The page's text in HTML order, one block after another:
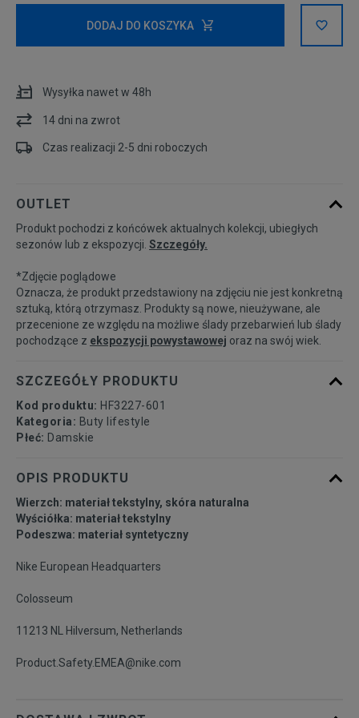
36 22,5 cm
36,5 23 cm Powiadom o dostępności
38 24 cm Powiadom o dostępności
38,5 24,5 cm
39 25 cm Powiadom o dostępności
40 25,5 cm
40,5 26 cm
42 27 cm
43
DODAJ DO KOSZYKA
Wysyłka nawet w 48h
14 dni na zwrot
Czas realizacji 2-5 dni roboczych
OUTLET
Produkt pochodzi z końcówek aktualnych kolekcji, ubiegłych
sezonów lub z ekspozycji. Szczegóły.
*Zdjęcie poglądowe
Oznacza, że produkt przedstawiony na zdjęciu nie jest konkretną
sztuką, którą otrzymasz. Produkty są nowe, nieużywane, ale
przecenione ze względu na możliwe ślady przebarwień lub ślady
pochodzące z ekspozycji powystawowej oraz na swój wiek.
SZCZEGÓŁY PRODUKTU
Kod produktu: HF3227-601
Kategoria: Buty lifestyle
Płeć: Damskie
OPIS PRODUKTU
Wierzch: materiał tekstylny, skóra naturalna
Wyściółka: materiał tekstylny
Podeszwa: materiał syntetyczny
Nike European Headquarters
Colosseum
11213 NL Hilversum, Netherlands
Product.Safety.EMEA@nike.com